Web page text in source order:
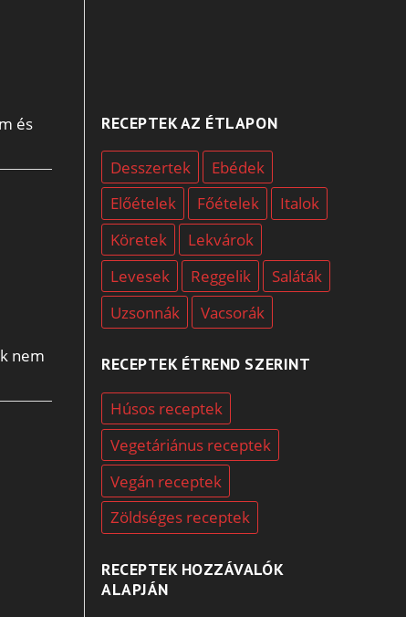
és
nem
RECEPTEK AZ ÉTLAPON
Desszertek
Ebédek
Előételek
Főételek
Italok
Köretek
Lekvárok
Levesek
Reggelik
Saláták
Uzsonnák
Vacsorák
RECEPTEK ÉTREND SZERINT
Húsos receptek
Vegetáriánus receptek
Vegán receptek
Zöldséges receptek
RECEPTEK HOZZÁVALÓK
ALAPJÁN